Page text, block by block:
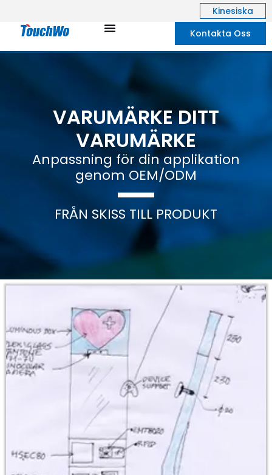
Kinesiska
Kontakta Oss
VARUMÄRKE DITT
VARUMÄRKE
Anpassning för din applikation
genom OEM/ODM
FRÅN SKISS TILL PRODUKT